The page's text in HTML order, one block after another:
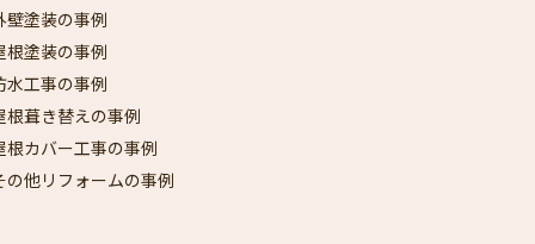
壁塗装の事例
根塗装の事例
水工事の事例
根葺き替えの事例
根カバー工事の事例
の他リフォームの事例